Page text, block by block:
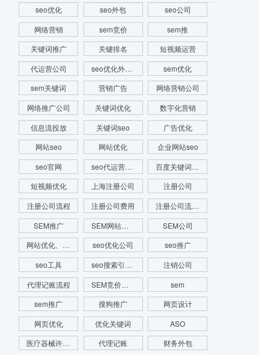
seo优化 seo外包
seo公司
网络营销
sem竞价
sem推
关键词推广
关键排名
短视频运营
代运营公司
seo优化外包公司
sem优化
sem关键词
营销广告
网络营销公司
网络推广公司
关键词优化
数字化营销
信息流投放
关键词seo
广告优化
网站seo
网站优化
企业网站seo
seo官网
seo代运营公司
百度关键词优化
短视频优化
上海注册公司
注册公司
注册公司流程
注册公司费用
注册公司流程及费用
SEM推广
SEM网站推广
SEM公司
网站优化、SEM推广、SEM托管、关键词推广
seo优化公司
seo推广
seo工具
seo搜索引擎优化
注销公司
代理记账流程
SEM竞价推广
sem
sem推广
搜狗推广
网页设计
网页优化
优化关键词
ASO
医疗器械许可证
代理记账
财务外包